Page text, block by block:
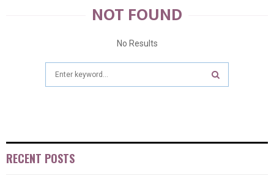
NOT FOUND
No Results
RECENT POSTS